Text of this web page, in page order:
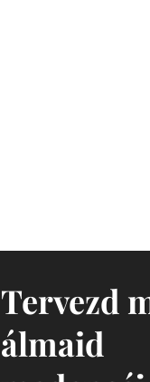
Tervezd
álmaid